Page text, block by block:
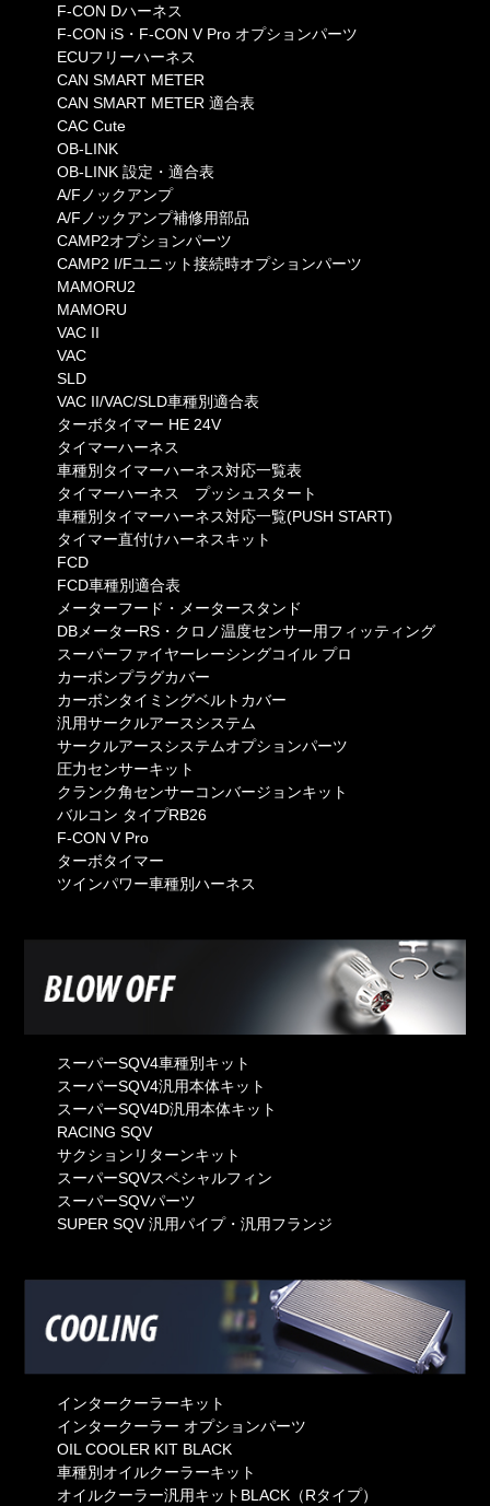
F-CON Dハーネス
F-CON iS・F-CON V Pro オプションパーツ
ECUフリーハーネス
CAN SMART METER
CAN SMART METER 適合表
CAC Cute
OB-LINK
OB-LINK 設定・適合表
A/Fノックアンプ
A/Fノックアンプ補修用部品
CAMP2オプションパーツ
CAMP2 I/Fユニット接続時オプションパーツ
MAMORU2
MAMORU
VAC II
VAC
SLD
VAC II/VAC/SLD車種別適合表
ターボタイマー HE 24V
タイマーハーネス
車種別タイマーハーネス対応一覧表
タイマーハーネス プッシュスタート
車種別タイマーハーネス対応一覧(PUSH START)
タイマー直付けハーネスキット
FCD
FCD車種別適合表
メーターフード・メータースタンド
DBメーターRS・クロノ温度センサー用フィッティング
スーパーファイヤーレーシングコイル プロ
カーボンプラグカバー
カーボンタイミングベルトカバー
汎用サークルアースシステム
サークルアースシステムオプションパーツ
圧力センサーキット
クランク角センサーコンバージョンキット
バルコン タイプRB26
F-CON V Pro
ターボタイマー
ツインパワー車種別ハーネス
スーパーSQV4車種別キット
スーパーSQV4汎用本体キット
スーパーSQV4D汎用本体キット
RACING SQV
サクションリターンキット
スーパーSQVスペシャルフィン
スーパーSQVパーツ
SUPER SQV 汎用パイプ・汎用フランジ
インタークーラーキット
インタークーラー オプションパーツ
OIL COOLER KIT BLACK
車種別オイルクーラーキット
オイルクーラー汎用キットBLACK（Rタイプ）